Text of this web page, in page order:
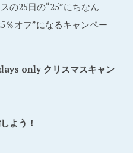
の25日の“25”にちなん
％オフ”になるキャンペー
only クリスマスキャン
よう！